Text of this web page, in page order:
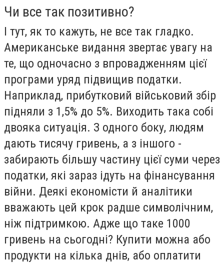
Чи все так позитивно?
І тут, як то кажуть, не все так гладко.
Американське видання звертає увагу на
те, що одночасно з впровадженням цієї
програми уряд підвищив податки.
Наприклад, прибутковий військовий збір
підняли з 1,5% до 5%. Виходить така собі
двояка ситуація. З одного боку, людям
дають тисячу гривень, а з іншого -
забирають більшу частину цієї суми через
податки, які зараз ідуть на фінансування
війни. Деякі економісти й аналітики
вважають цей крок радше символічним,
ніж підтримкою. Адже що таке 1000
гривень на сьогодні? Купити можна або
продукти на кілька днів, або оплатити